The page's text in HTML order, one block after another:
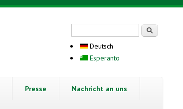
Deutsch
Esperanto
Presse Nachricht an uns